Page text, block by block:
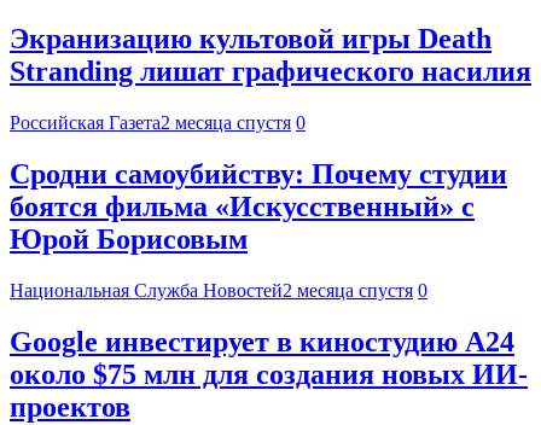
Экранизацию культовой игры Death
Stranding лишат графического насилия
Российская Газета2 месяца спустя 0
Сродни самоубийству: Почему студии
боятся фильма «Искусственный» с
Юрой Борисовым
Национальная Служба Новостей2 месяца спустя 0
Google инвестирует в киностудию A24
около $75 млн для создания новых ИИ-
проектов